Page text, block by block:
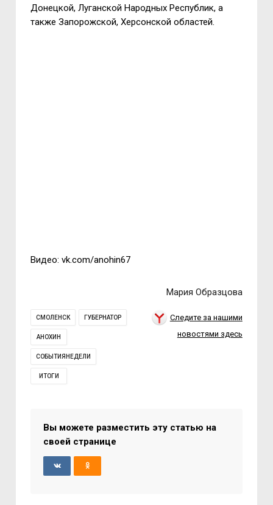
Донецкой, Луганской Народных Республик, а
также Запорожской, Херсонской областей.
Видео: vk.com/anohin67
Мария Образцова
СМОЛЕНСК ГУБЕРНАТОР
АНОХИН
СОБЫТИЯНЕДЕЛИ
ИТОГИ
Следите за нашими
новостями здесь
Вы можете разместить эту статью на
своей странице